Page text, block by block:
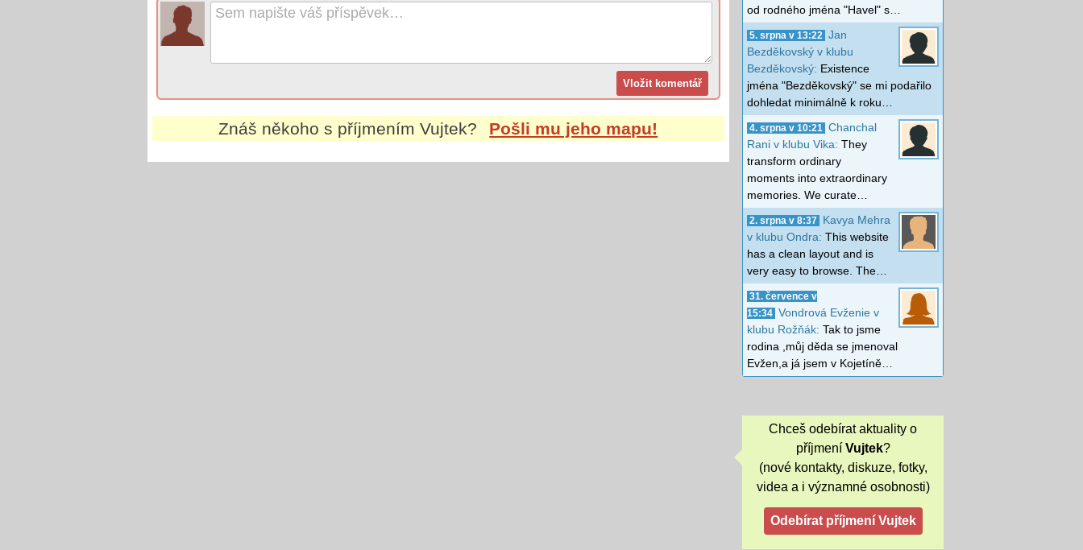
Znáš někoho s příjmenímVujtek? Pošli mu jeho mapu!
od rodného jména "Havel" s…
5. srpna v 13:22
Jan
Bezděkovský v klubu
Bezděkovský: Existence
jména "Bezděkovský" se mi podařilo
dohledat minimálně k roku…
4. srpna v 10:21
Chanchal
Rani v klubu Vika: They
transform ordinary
moments into extraordinary
memories. We curate…
2. srpna v 8:37
Kavya Mehra
v klubu Ondra: This website
has a clean layout and is
very easy to browse. The…
31. července v
15:34 Vondrová Evženie v
klubu Rožňák: Tak to jsme
rodina ,můj děda se jmenoval
Evžen,a já jsem v Kojetíně…
Chceš odebírat aktuality o
příjmení Vujtek?
(nové kontakty, diskuze, fotky,
videa a i významné osobnosti)